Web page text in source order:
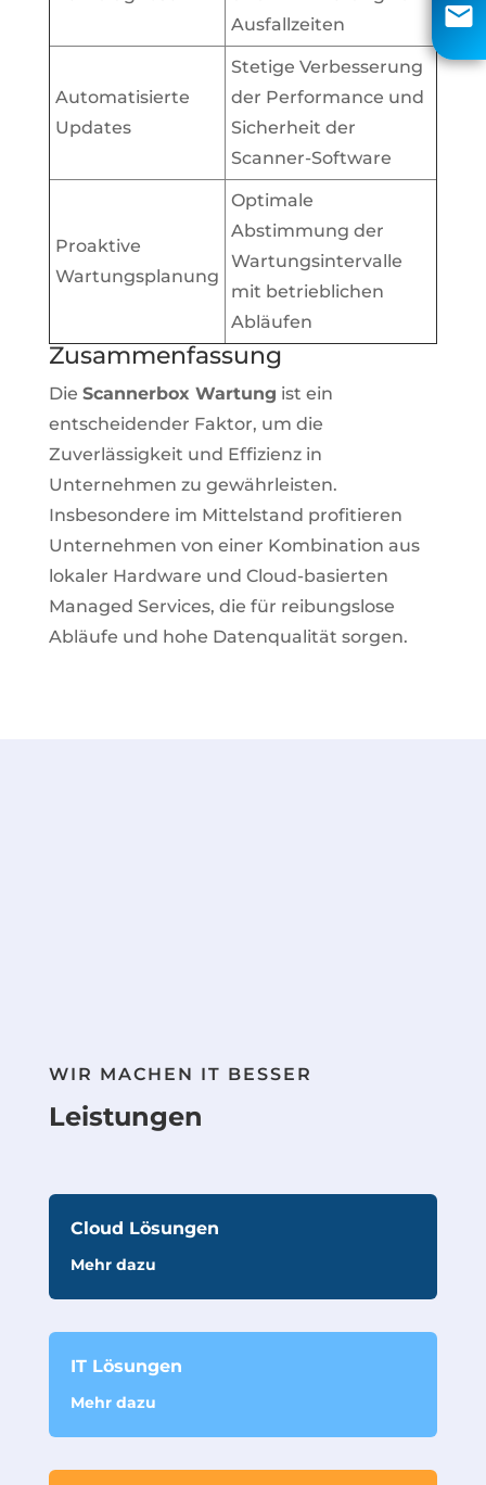
Ausfallzeiten
Automatisierte
Updates
Stetige Verbesserung
der Performance und
Sicherheit der
Scanner-Software
Proaktive
Wartungsplanung
Optimale
Abstimmung der
Wartungsintervalle
mit betrieblichen
Abläufen
Zusammenfassung
Die Scannerbox Wartung ist ein
entscheidender Faktor, um die
Zuverlässigkeit und Effizienz in
Unternehmen zu gewährleisten.
Insbesondere im Mittelstand profitieren
Unternehmen von einer Kombination aus
lokaler Hardware und Cloud-basierten
Managed Services, die für reibungslose
Abläufe und hohe Datenqualität sorgen.
WIR MACHEN IT BESSER
Leistungen
Cloud Lösungen
Mehr dazu
IT Lösungen
Mehr dazu
info@aci-edv.de
Rückruf